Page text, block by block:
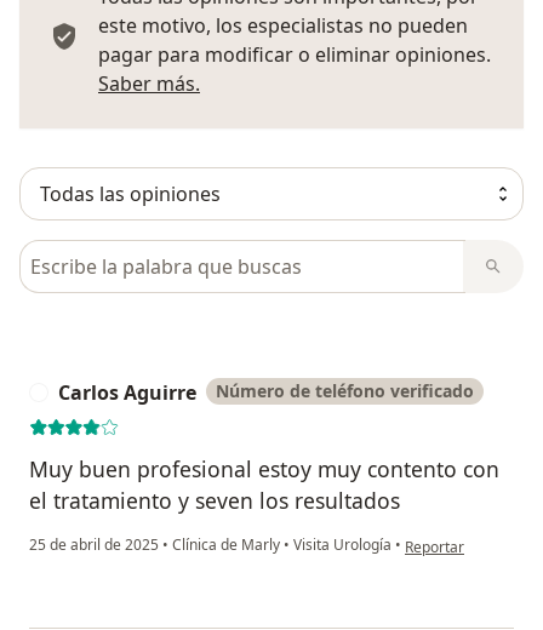
este motivo, los especialistas no pueden
pagar para modificar o eliminar opiniones.
Saber más.
Busca en opiniones
Carlos Aguirre Número de teléfono verificado
Muy buen profesional estoy muy contento con
el tratamiento y seven los resultados
25 de abril de 2025 • Clínica de Marly • Visita Urología • en opinión del
Reportar